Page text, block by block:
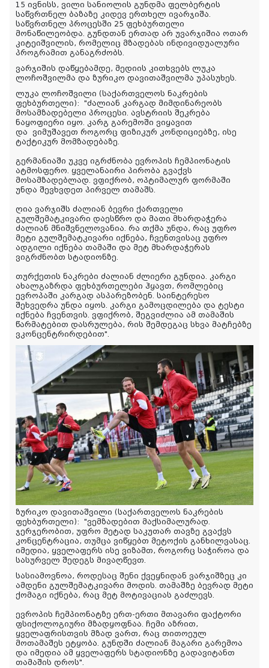
15 ივნისს, ვილი სანიოლის გუნდმა ფელბერტის
საწვრთნელ ბაზაზე კიდევ ერთხელ ივარჯიშა.
საწვრთნელ პროცესში 25 ფეხბურთელი
მონაწილეობდა. გუნდთან ერთად არ უვარჯიშია ოთარ
კიტეიშვილის, რომელიც მზადებას ინდივიდუალური
პროგრამით განაგრძობს.
ვარჯიშის დაწყებამდე, მედიის კითხვებს ლუკა
ლოჩოშვილმა და ზურიკო დავითაშვილმა უპასუხეს.
ლუკა ლოჩოშვილი (საქართველოს ნაკრების
ფეხბურთელი): "ძალიან კარგად მიმდინარეობს
მოსამზადებელი პროცესი. ავსტრიის შეკრება
ნაყოფიერი იყო. კარგ გარემოში ვიყავით
და ვიმუშავეთ როგორც ფიზიკურ კონდიციებზე, ისე
ტაქტიკურ მომზადებაზე.
გერმანიაში უკვე იგრძნობა ევროპის ჩემპიონატის
ატმოსფერო. ყველანაირი პირობა გვაქვს
მოსამზადებლად. ვფიქრობ, ოპტიმალურ ფორმაში
უნდა შევხვდეთ პირველ თამაშს.
ღია ვარჯიშს ძალიან ბევრი ქართველი
გულშემატკივარი დაესწრო და მათი მხარდაჭერა
ძალიან მნიშვნელოვანია. რა თქმა უნდა, რაც უფრო
მეტი გულშემატკივარი იქნება, ჩვენთვისაც უფრო
ადგილი იქნება თამაში და მეტ მხარდაჭერას
ვიგრძნობთ სტადიონზე.
თურქეთის ნაკრები ძალიან ძლიერი გუნდია. კარგი
ახალგაზრდა ფეხბურთელები ჰყავთ, რომლებიც
ევროპაში კარგად ასპარეზობენ. საინტერესო
შეხვედრა უნდა იყოს. კარგი გამოცდილება და ტესტი
იქნება ჩვენთვის. ვფიქრობ, შეგვიძლია ამ თამაშის
წარმატებით დასრულება, რის შემდეგაც სხვა მატჩებზე
ვკონცენტრირდებით".
ზურიკო დავითაშვილი (საქართველოს ნაკრების
ფეხბურთელი): "ვემზადებით მაქსიმალურად.
ჯერჯერობით, უფრო მეტად საკუთარ თავზე გვაქვს
კონცენტრაცია, თუმცა ვიწყებთ მეტოქის განხილვასაც.
იმედია, ყველაფერს ისე ვიზამთ, როგორც საჭიროა და
სასურველ შედეგს მივაღწევთ.
სასიამოვნოა, როდესაც შენი ქვეყნიდან ვარჯიშზეც კი
ამდენი გულშემატკივარი მოდის. თამაშზე ბევრად მეტი
ქომაგი იქნება, რაც მეტ მოტივაციას გაძლევს.
ევროპის ჩემპიონატზე ერთ-ერთი მთავარი ფაქტორი
ფსიქოლოგიური მზადყოფნაა. ჩემი აზრით,
ყველაფრისთვის მზად ვართ, რაც თითოეულ
მოთამაშეს ეტყობა. გუნდში ძალიან მაგარი გარემოა
და იმედია ამ ყველაფერს სტადიონზე გადავიტანთ
თამაშის დროს".